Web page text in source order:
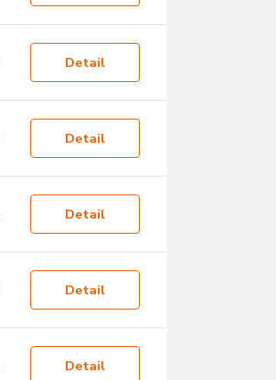
Detail
Detail
Detail
Detail
Detail